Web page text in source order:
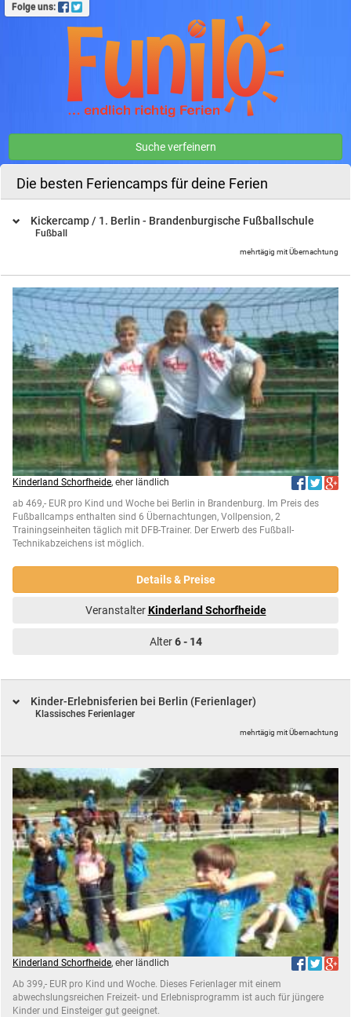
Folge uns:
Suche verfeinern
Die besten Feriencamps für deine Ferien
Kickercamp / 1. Berlin - Brandenburgische Fußballschule
Fußball
mehrtägig mit Übernachtung
Kinderland Schorfheide, eher ländlich
ab 469,- EUR pro Kind und Woche bei Berlin in Brandenburg. Im Preis des
Fußballcamps enthalten sind 6 Übernachtungen, Vollpension, 2
Trainingseinheiten täglich mit DFB-Trainer. Der Erwerb des Fußball-
Technikabzeichens ist möglich.
Details & Preise
VeranstalterKinderland Schorfheide
Alter6 - 14
Kinder-Erlebnisferien bei Berlin (Ferienlager)
Klassisches Ferienlager
mehrtägig mit Übernachtung
Kinderland Schorfheide, eher ländlich
Ab 399,- EUR pro Kind und Woche. Dieses Ferienlager mit einem
abwechslungsreichen Freizeit- und Erlebnisprogramm ist auch für jüngere
Kinder und Einsteiger gut geeignet.